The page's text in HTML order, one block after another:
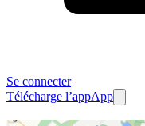
Se connecter
Télécharge l’appApp